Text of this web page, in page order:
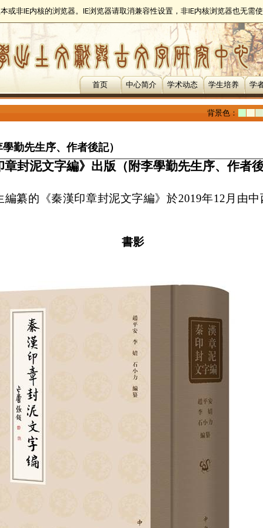
或非IE内核的浏览器。IE浏览器请取消兼容性设置，非IE内核浏览器也无需使
首页 中心简介 学术动态 学生培养 学
背景色：
勤先生序、作者後記）
章封泥文字編》出版（附李學勤先生序、作者後
纂的《秦漢印章封泥文字編》於2019年12 月由
書影